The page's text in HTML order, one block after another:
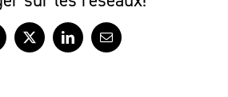
X LinkedInCourriel